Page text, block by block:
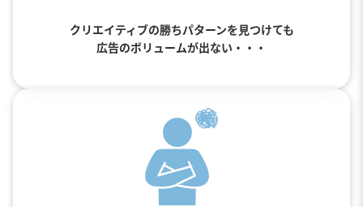
クリエイティブの勝ちパターンを見つけても
広告のボリュームが出ない・・・